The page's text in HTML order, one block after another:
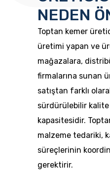
NEDEN
Toptan kemer
üretimi yapan ve
mağazalara,
firmalarına sunan
satıştan farklı
sürdürülebilir
kapasitesidir.
malzeme tedariki,
süreçlerinin
gerektirir.